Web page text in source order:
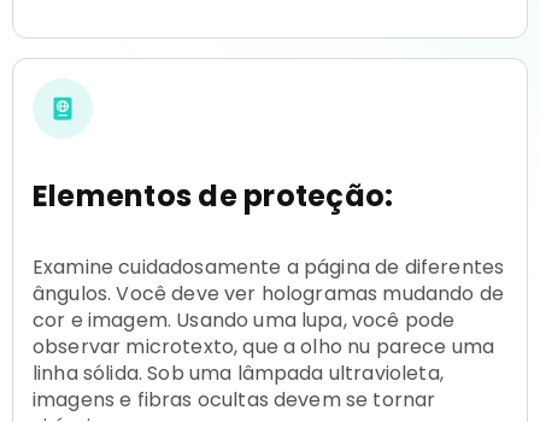
Elementos de proteção:
Examine cuidadosamente a página de diferentes
ângulos. Você deve ver hologramas mudando de
cor e imagem. Usando uma lupa, você pode
observar microtexto, que a olho nu parece uma
linha sólida. Sob uma lâmpada ultravioleta,
imagens e fibras ocultas devem se tornar